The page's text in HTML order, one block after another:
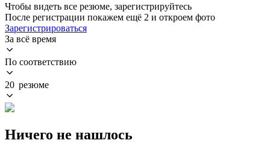
Чтобы видеть все резюме, зарегистрируйтесь
После регистрации покажем ещё 2 и откроем фото
Зарегистрироваться
За всё время
По соответствию
20 резюме
Ничего не нашлось